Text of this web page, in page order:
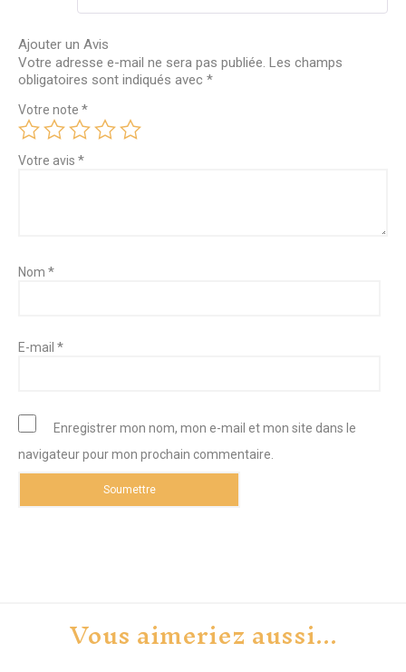
Ajouter un Avis
Votre adresse e-mail ne sera pas publiée. Les champs
obligatoires sont indiqués avec *
Votre note *
Votre avis *
Nom *
E-mail *
Enregistrer mon nom, mon e-mail et mon site dans le
navigateur pour mon prochain commentaire.
Vous aimeriez aussi...